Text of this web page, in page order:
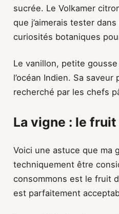
sucrée. Le Volkamer
que j’aimerais tester
curiosités botaniques
Le vanillon, petite
l’océan Indien. Sa
recherché par les chefs
La vigne : le
Voici une astuce que ma
techniquement être
consommons est le fruit
est parfaitement